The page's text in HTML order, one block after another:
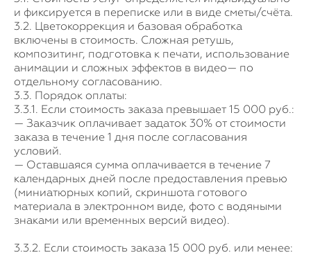
и фиксируется в переписке или в виде сметы/счёта.
3.2. Цветокоррекция и базовая обработка
включены в стоимость. Сложная ретушь,
композитинг, подготовка к печати, использование
анимации и сложных эффектов в видео— по
отдельному согласованию.
3.3. Порядок оплаты:
3.3.1. Если стоимость заказа превышает 15 000 руб.:
— Заказчик оплачивает задаток 30% от стоимости
заказа в течение 1 дня после согласования
условий.
— Оставшаяся сумма оплачивается в течение 7
календарных дней после предоставления превью
(миниатюрных копий, скриншота готового
материала в электронном виде, фото с водяными
знаками или временных версий видео).
3.3.2. Если стоимость заказа 15 000 руб. или менее: